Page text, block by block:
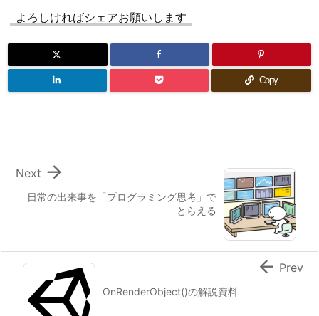
7.
と
よろしければシェアお願いします
Copy
日常の出来事を「プログラミング思考」で
とらえる

Next
OnRenderObject()の解説資料
 Prev